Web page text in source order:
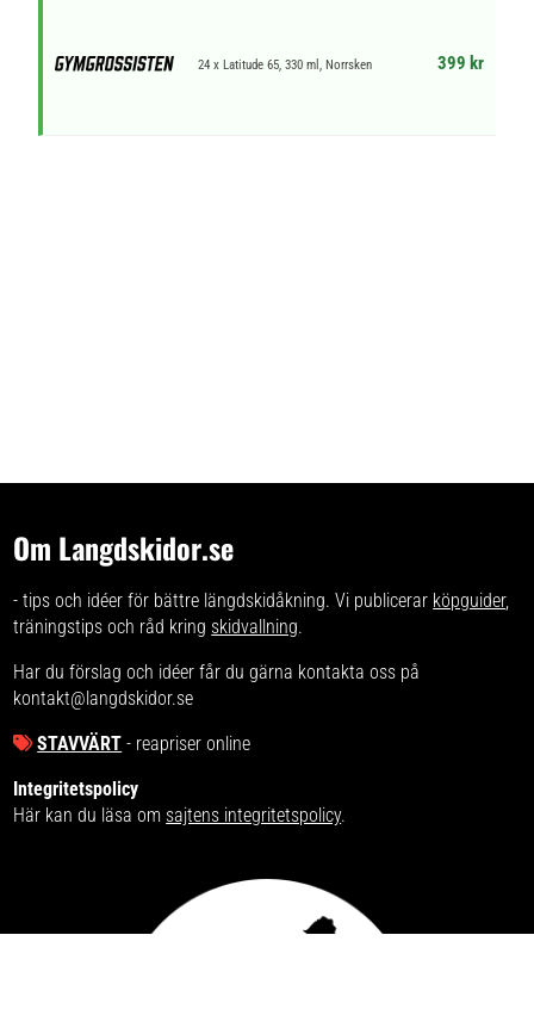
24 x Latitude 65, 330 ml, Norrsken 399 kr
Om Langdskidor.se
- tips och idéer för bättre längdskidåkning. Vi publicerar köpguider,
träningstips och råd kring skidvallning.
Har du förslag och idéer får du gärna kontakta oss på
kontakt@langdskidor.se
STAVVÄRT - reapriser online
Integritetspolicy
Här kan du läsa om sajtens integritetspolicy.